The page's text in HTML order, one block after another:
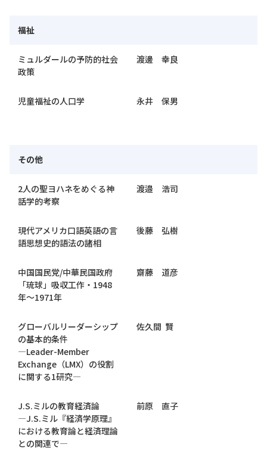
福祉
ミュルダールの予防的社会
政策
渡邊 幸良
児童福祉の人口学 永井 保男
その他
2人の聖ヨハネをめぐる神
話学的考察
渡邉 浩司
現代アメリカ口語英語の言
語思想史的語法の諸相
後藤 弘樹
中国国民党/中華民国政府
「琉球」吸収工作・1948
年～1971年
齋藤 道彦
グローバルリーダーシップ
の基本的条件
―Leader-Member
Exchange（LMX）の役割
に関する1研究―
佐久間 賢
J.S.ミルの教育経済論
―J.S.ミル『経済学原理』
における教育論と経済理論
との関連で―
前原 直子